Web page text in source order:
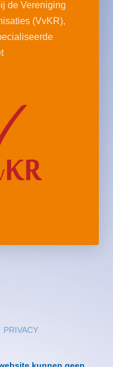
de Vereniging
(VvKR),
PRIVACY